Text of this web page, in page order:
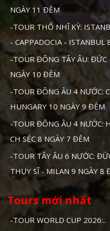
NGÀY 11 ĐÊM
-TOUR THỔ NHĨ KỲ:
- CAPPADOCIA - ISTANBUL
-TOUR ĐÔNG TÂY ÂU: ĐỨC
NGÀY 10 ĐÊM
-TOUR ĐÔNG ÂU 4 NƯỚC:
HUNGARY 10 NGÀY 9 ĐÊM
-TOUR ĐÔNG ÂU 4 NƯỚC:
CH SÉC 8 NGÀY 7 ĐÊM
-TOUR TÂY ÂU 6 NƯỚC:
THỤY SĨ - MILAN 9 NGÀY 8
Tours mới nhất
-TOUR WORLD CUP 2026:..